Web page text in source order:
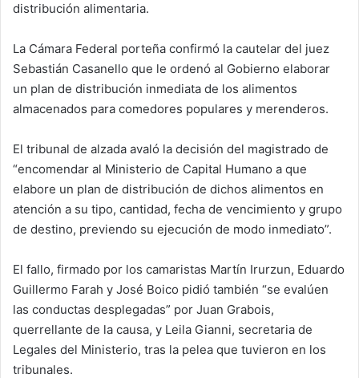
distribución alimentaria.
La Cámara Federal porteña confirmó la cautelar del juez
Sebastián Casanello que le ordenó al Gobierno elaborar
un plan de distribución inmediata de los alimentos
almacenados para comedores populares y merenderos.
El tribunal de alzada avaló la decisión del magistrado de
“encomendar al Ministerio de Capital Humano a que
elabore un plan de distribución de dichos alimentos en
atención a su tipo, cantidad, fecha de vencimiento y grupo
de destino, previendo su ejecución de modo inmediato”.
El fallo, firmado por los camaristas Martín Irurzun, Eduardo
Guillermo Farah y José Boico pidió también “se evalúen
las conductas desplegadas” por Juan Grabois,
querrellante de la causa, y Leila Gianni, secretaria de
Legales del Ministerio, tras la pelea que tuvieron en los
tribunales.